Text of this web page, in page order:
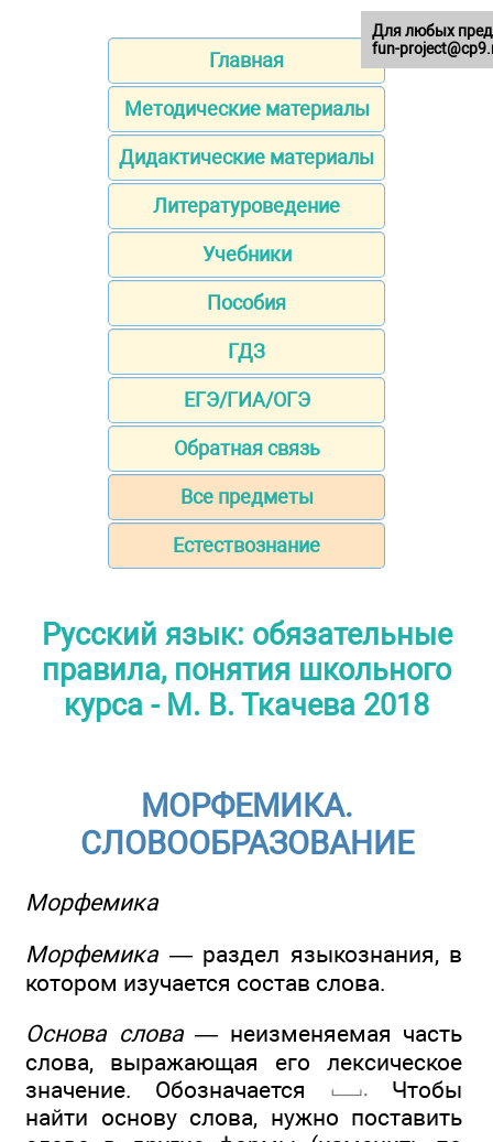
Главная
Методические материалы
Дидактические материалы
Литературоведение
Учебники
Пособия
ГДЗ
ЕГЭ/ГИА/ОГЭ
Обратная связь
Все предметы
Естествознание
Русский язык: обязательные
правила, понятия школьного
курса - М. В. Ткачева 2018
МОРФЕМИКА.
СЛОВООБРАЗОВАНИЕ
Морфемика
Морфемика —раздел языкознания, в
котором изучается состав слова.
Основа слова — неизменяемая часть
слова, выражающая его лексическое
значение. Обозначается
Чтобы
найти основу слова, нужно поставить
Для любых
fun-